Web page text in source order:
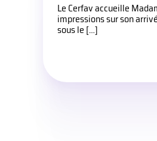
Le Cerfav accueille
impressions sur son
sous le […]